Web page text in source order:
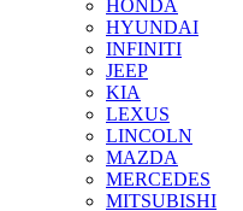
HONDA
HYUNDAI
INFINITI
JEEP
KIA
LEXUS
LINCOLN
MAZDA
MERCEDES
MITSUBISHI